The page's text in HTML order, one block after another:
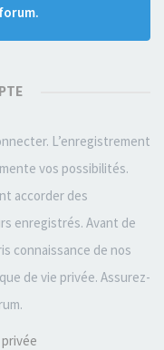
L’enregistrement
vos possibilités.
accorder des
enregistrés. Avant de
connaissance de nos
de vie privée. Assurez-